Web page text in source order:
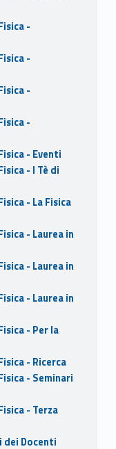
-
-
-
-
- Eventi
- I Tè di
- La Fisica
- Laurea in
- Laurea in
- Laurea in
- Per la
- Ricerca
- Seminari
- Terza
dei Docenti